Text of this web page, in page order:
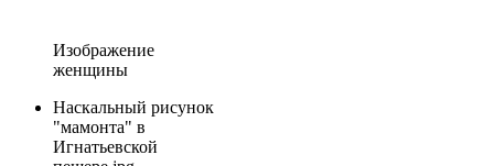
Изображение
женщины
Наскальный рисунок
"мамонта" в
Игнатьевской